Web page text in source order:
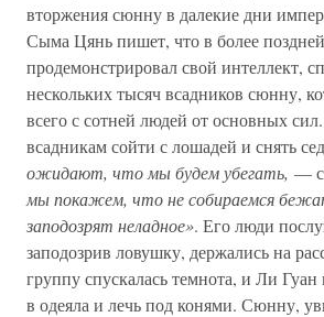
вторжения сюнну в далекие дни
Сыма Цянь пишет, что в более
продемонстрировал свой интеллект,
нескольких тысяч всадников сюнну,
всего с сотней людей от основных
всадникам сойти с лошадей и снять
ожидают, что мы будем убегать, —
мы покажем, что не собираемся
заподозрят неладное». Его люди
заподозрив ловушку, держались на
группу спускалась темнота, и Ли Гуан
в одеяла и лечь под конями. Сюнну,